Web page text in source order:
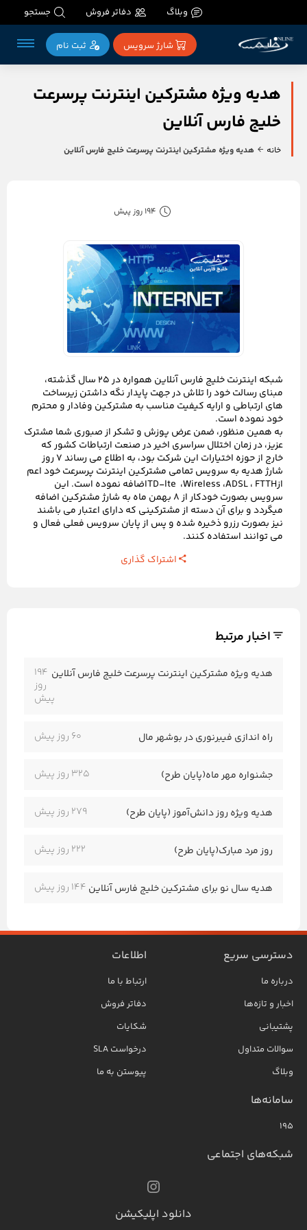
وبلاگ دفاتر فروش جستجو
شارژ سرویس ثبت‌ نام
هدیه ویژه مشترکین اینترنت پرسرعت
خلیج فارس آنلاین
خانه هدیه ویژه مشترکین اینترنت پرسرعت خلیج فارس آنلاین
194 روز پیش
شبکه اینترنت خلیج فارس آنلاین همواره در 25 سال گذشته،
مبنای رسالت خود را تلاش در جهت پایدار نگه داشتن زیرساخت
های ارتباطی و ارایه کیفیت مناسب به مشترکین وفادار و محترم
خود نموده است.
به همین منظور، ضمن عرض پوزش و تشکر از صبوری شما مشترک
عزیز، در زمان اختلال سراسری اخیر در صنعت ارتباطات کشور که
خارج از حوزه اختیارات این شرکت بود، به اطلاع می رساند 7 روز
شارژ هدیه به سرویس تمامی مشترکین اینترنت پرسرعت خود اعم
ازFTTH ،ADSL، Wireless، TD-lteاضافه نموده است. این
سرویس بصورت خودکار از 8 بهمن ماه به شارژ مشترکین اضافه
میگردد و برای آن دسته از مشترکینی که دارای اعتبار می باشند
نیز بصورت رزرو ذخیره شده و پس از پایان سرویس فعلی فعال و
می توانند استفاده کنند.
اشتراک گذاری
اخبار مرتبط
هدیه ویژه مشترکین اینترنت پرسرعت خلیج فارس آنلاین 194
روز
پیش
راه اندازی فیبرنوری در بوشهر مال 60 روز پیش
جشنواره مهر ماه(پایان طرح) 325 روز پیش
هدیه ویژه روز دانش‌آموز (پایان طرح) 279 روز پیش
روز مرد مبارک(پایان طرح) 222 روز پیش
هدیه سال نو برای مشترکین خلیج فارس آنلاین 144 روز پیش
دسترسی سریع
درباره ما
اخبار و تازه‌ها
پشتیبانی
سوالات متداول
وبلاگ
اطلاعات
ارتباط با ما
دفاتر فروش
شکایات
درخواست SLA
پیوستن به ما
سامانه‌ها
۱۹۵
شبکه‌های اجتماعی
دانلود اپلیکیشن